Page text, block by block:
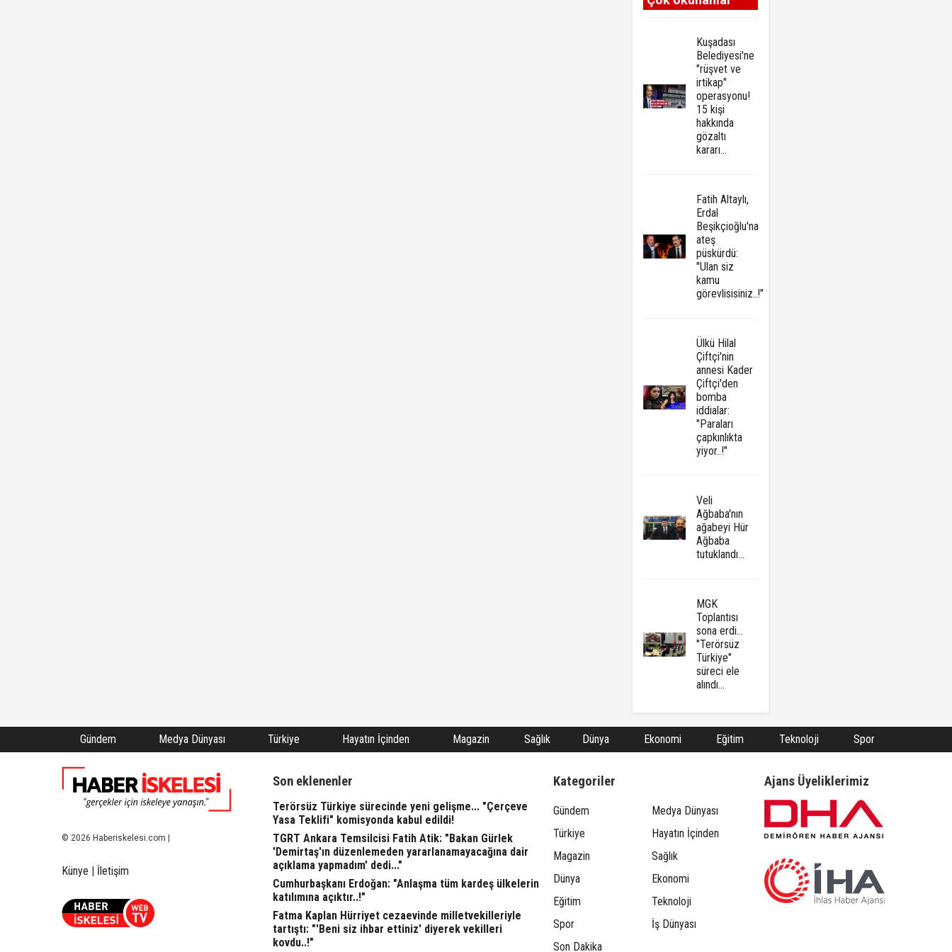
Kuşadası
Belediyesi'ne
"rüşvet ve
irtikap"
operasyonu!
15 kişi
hakkında
gözaltı
kararı...
Fatih Altaylı,
Erdal
Beşikçioğlu'na
ateş
püskürdü:
"Ulan siz
kamu
görevlisisiniz..!"
Ülkü Hilal
Çiftçi'nin
annesi Kader
Çiftçi'den
bomba
iddialar:
"Paraları
çapkınlıkta
yiyor..!"
Veli
Ağbaba'nın
ağabeyi Hür
Ağbaba
tutuklandı...
MGK
Toplantısı
sona erdi...
"Terörsüz
Türkiye"
süreci ele
alındı...
Gündem Medya Dünyası Türkiye Hayatın İçinden Magazin Sağlık Dünya Ekonomi Eğitim Teknoloji Spor
© 2026 Haberiskelesi.com |
Künye | İletişim
Son eklenenler
Terörsüz Türkiye sürecinde yeni gelişme... "Çerçeve
Yasa Teklifi" komisyonda kabul edildi!
TGRT Ankara Temsilcisi Fatih Atik: "Bakan Gürlek
'Demirtaş'ın düzenlemeden yararlanamayacağına dair
açıklama yapmadım' dedi..."
Cumhurbaşkanı Erdoğan: "Anlaşma tüm kardeş ülkelerin
katılımına açıktır..!"
Fatma Kaplan Hürriyet cezaevinde milletvekilleriyle
tartıştı: "'Beni siz ihbar ettiniz' diyerek vekilleri
kovdu..!"
Kategoriler
Gündem
Medya Dünyası
Türkiye
Hayatın İçinden
Magazin
Sağlık
Dünya
Ekonomi
Eğitim
Teknoloji
Spor
İş Dünyası
Son Dakika
Ajans Üyeliklerimiz